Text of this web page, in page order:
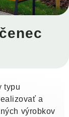
typu
a
výrobkov